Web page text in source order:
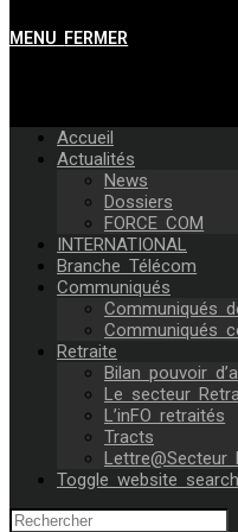
MENU FERMER
Accueil
Actualités
News
Dossiers
FORCE COM
INTERNATIONAL
Branche Télécom
Communiqués
Communiqués
Communiqués
Retraite
Bilan pouvoir
Le secteur
L’inFO retraités
Tracts
Lettre@Secteur
Toggle website search